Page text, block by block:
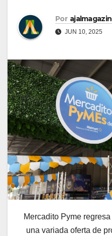
Por
JUN 10, 2025
Mercadito Pyme
una variada oferta de